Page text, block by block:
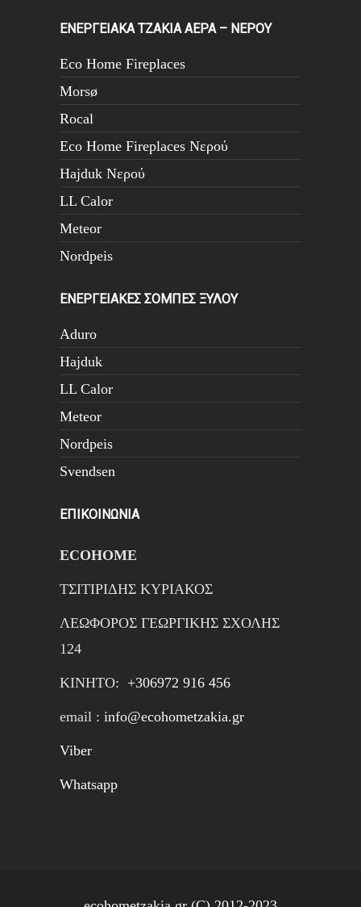
ΕΝΕΡΓΕΙΑΚΑ ΤΖΑΚΙΑ ΑΕΡΑ – ΝΕΡΟΥ
Eco Home Fireplaces
Morsø
Rocal
Eco Home Fireplaces Νερού
Hajduk Νερού
LL Calor
Meteor
Nordpeis
ΕΝΕΡΓΕΙΑΚΕΣ ΣΟΜΠΕΣ ΞΥΛΟΥ
Aduro
Hajduk
LL Calor
Meteor
Nordpeis
Svendsen
ΕΠΙΚΟΙΝΩΝΙΑ
ECOHOME
ΤΣΙΤΙΡΙΔΗΣ ΚΥΡΙΑΚΟΣ
ΛΕΩΦΟΡΟΣ ΓΕΩΡΓΙΚΗΣ ΣΧΟΛΗΣ
124
ΚΙΝΗTΟ: +306972 916 456
email : info@ecohometzakia.gr
Viber
Whatsapp